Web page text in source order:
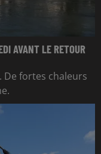
AVANT LE RETOUR
De fortes chaleurs